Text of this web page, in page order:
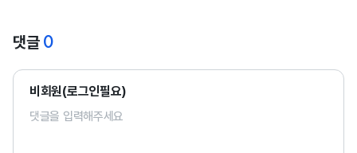
댓글 0
비회원(로그인필요)